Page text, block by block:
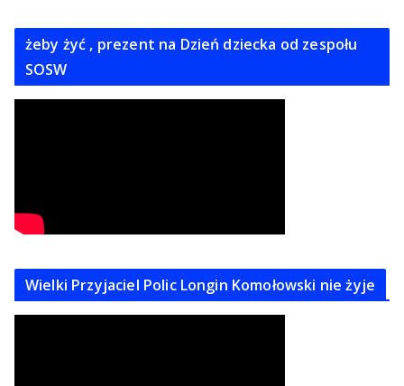
żeby żyć , prezent na Dzień dziecka od zespołu
SOSW
Wielki Przyjaciel Polic Longin Komołowski nie żyje